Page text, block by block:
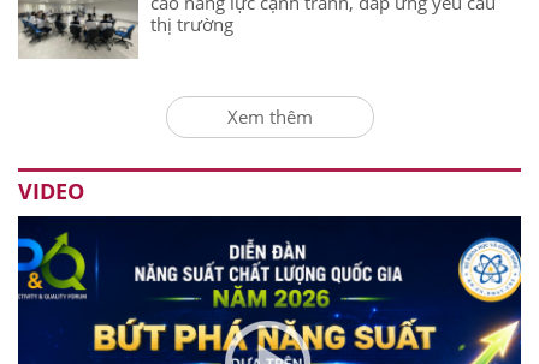
thị trường
Xem thêm
VIDEO